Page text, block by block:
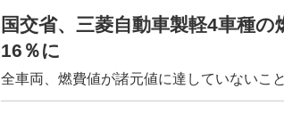
国交省、三菱自動車製軽4車種
16％に
全車両、燃費値が諸元値に達していないこ